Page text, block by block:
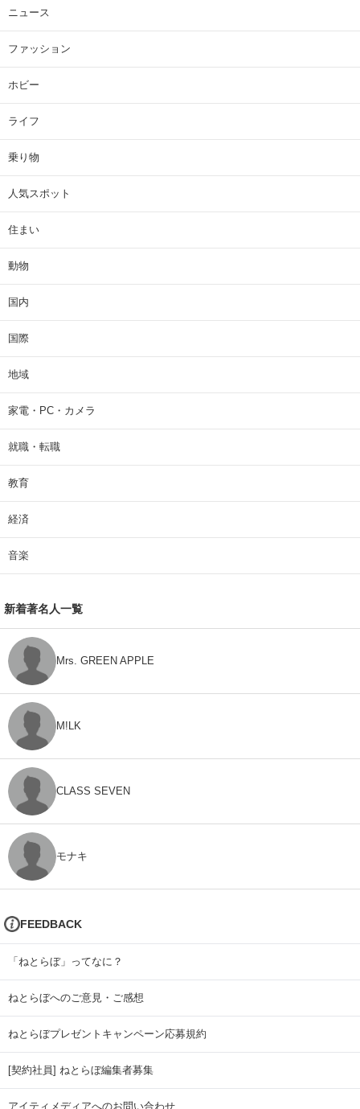
ニュース
ファッション
ホビー
ライフ
乗り物
人気スポット
住まい
動物
国内
国際
地域
家電・PC・カメラ
就職・転職
教育
経済
音楽
新着著名人一覧
Mrs. GREEN APPLE
M!LK
CLASS SEVEN
モナキ
FEEDBACK
「ねとらぼ」ってなに？
ねとらぼへのご意見・ご感想
ねとらぼプレゼントキャンペーン応募規約
[契約社員] ねとらぼ編集者募集
アイティメディアへのお問い合わせ